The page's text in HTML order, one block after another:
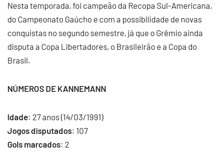
Nesta temporada, foi campeão da Recopa Sul-Americana,
do Campeonato Gaúcho e com a possibilidade de novas
conquistas no segundo semestre, já que o Grêmio ainda
disputa a Copa Libertadores, o Brasileirão e a Copa do
Brasil.
NÚMEROS DE KANNEMANN
Idade: 27 anos (14/03/1991)
Jogos disputados: 107
Gols marcados: 2